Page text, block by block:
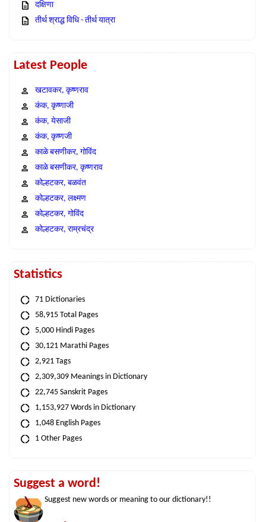
दक्षिणा
तीर्थ श्राद्ध विधि - तीर्थ यात्रा
Latest People
खटावकर, कृष्णराव
कंक, कृष्णाजी
कंक, येसाजी
कंक, कृष्णजी
काळे बसणीकर, गोविंद
काळे बसणीकर, कृष्णराव
कोल्हटकर, बळवंत
कोल्हटकर, लक्ष्मण
कोल्हटकर, गोविंद
कोल्हटकर, राम्रचंद्र
Statistics
71 Dictionaries
58,915 Total Pages
5,000 Hindi Pages
30,121 Marathi Pages
2,921 Tags
2,309,309 Meanings in Dictionary
22,745 Sanskrit Pages
1,153,927 Words in Dictionary
1,048 English Pages
1 Other Pages
Suggest a word!
Suggest new words or meaning to our dictionary!!